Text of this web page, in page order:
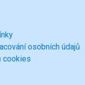
osobních údajů
cookies